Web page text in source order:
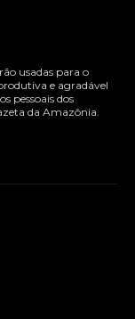
usadas para o
e agradável
pessoais dos
da Amazônia.